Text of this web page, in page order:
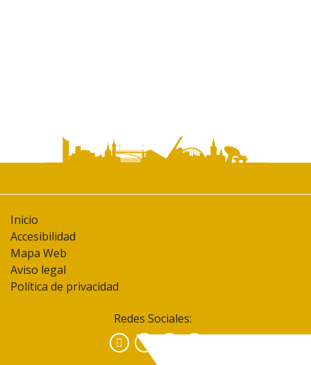
Inicio
Accesibilidad
Mapa Web
Aviso legal
Política de privacidad
Redes Sociales:
Facebook